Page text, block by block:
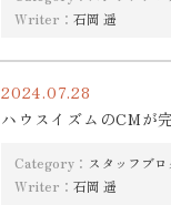
Writer： 石岡 遥
2024.07.28
ハウスイズムのCMが
Category： スタッフブロ
Writer： 石岡 遥